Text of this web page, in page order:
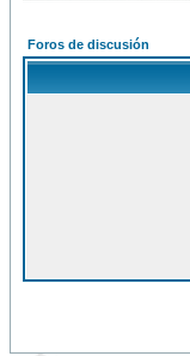
Foros de discusión